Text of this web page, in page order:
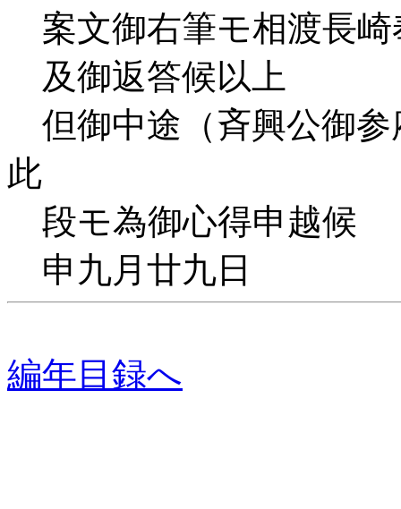
案文御右筆モ相渡長崎
及御返答候以上
但御中途（斉興公御参
此
段モ為御心得申越候
申九月廿九日
編年目録へ